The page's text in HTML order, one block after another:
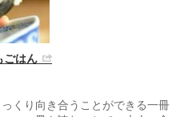
ごはん
くり向き合うことができる一冊